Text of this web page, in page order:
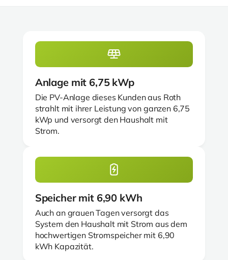
Anlage mit 6,75 kWp
Die PV-Anlage dieses Kunden aus Roth
strahlt mit ihrer Leistung von ganzen 6,75
kWp und versorgt den Haushalt mit
Strom.
Speicher mit 6,90 kWh
Auch an grauen Tagen versorgt das
System den Haushalt mit Strom aus dem
hochwertigen Stromspeicher mit 6,90
kWh Kapazität.